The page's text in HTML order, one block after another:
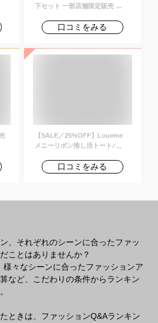
下セット 一部店舗限定販売 オリ
ズ フィットネス水着 水着 3点セ
ット 10分丈 レギンス 大きいサ
ッション M L LL 3L 420919A 送
口コミをみる
【SALE／25%OFF】Loueme
メニーリボン推し活トートバッ
ア うちわ ファスナー アウトフィ
ッターラボ バッグ トートバッグ
口コミをみる
、それぞれのシーンに合ったファッ
ことはありませんか？
々なシーンに合ったファッションア
など、こだわりの条件からランキン
ときは、ファッションQ&Aランキン